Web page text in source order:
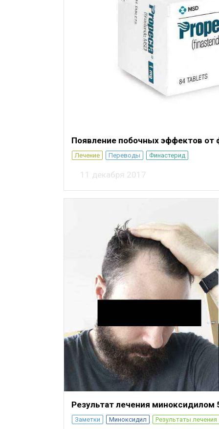
Появление побочных эффектов от
Лечение Переводы Финастерид
11 декабря 2017
Результат лечения миноксидилом
Заметки Миноксидил Результаты лечения